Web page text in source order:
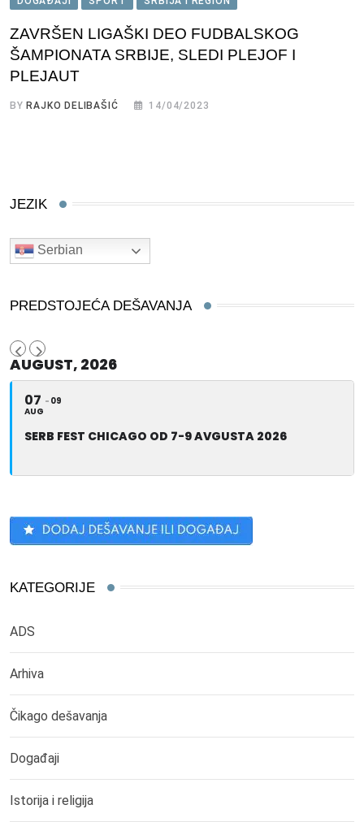
ZAVRŠEN LIGAŠKI DEO FUDBALSKOG
ŠAMPIONATA SRBIJE, SLEDI PLEJOF I
PLEJAUT
BY RAJKO DELIBAŠIĆ 14/04/2023
JEZIK
Serbian
PREDSTOJEĆA DEŠAVANJA
AUGUST, 2026
07
AUG
09
SERB FEST CHICAGO OD 7-9 AVGUSTA 2026
KATEGORIJE
ADS
Arhiva
Čikago dešavanja
Događaji
Istorija i religija